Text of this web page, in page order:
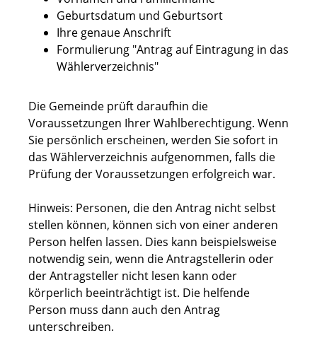
Geburtsdatum und Geburtsort
Ihre genaue Anschrift
Formulierung "Antrag auf Eintragung in das
Wählerverzeichnis"
Die Gemeinde prüft daraufhin die
Voraussetzungen Ihrer Wahlberechtigung. Wenn
Sie persönlich erscheinen, werden Sie sofort in
das Wählerverzeichnis aufgenommen, falls die
Prüfung der Voraussetzungen erfolgreich war.
Hinweis: Personen, die den Antrag nicht selbst
stellen können, können sich von einer anderen
Person helfen lassen. Dies kann beispielsweise
notwendig sein, wenn die Antragstellerin oder
der Antragsteller nicht lesen kann oder
körperlich beeinträchtigt ist. Die helfende
Person muss dann auch den Antrag
unterschreiben.